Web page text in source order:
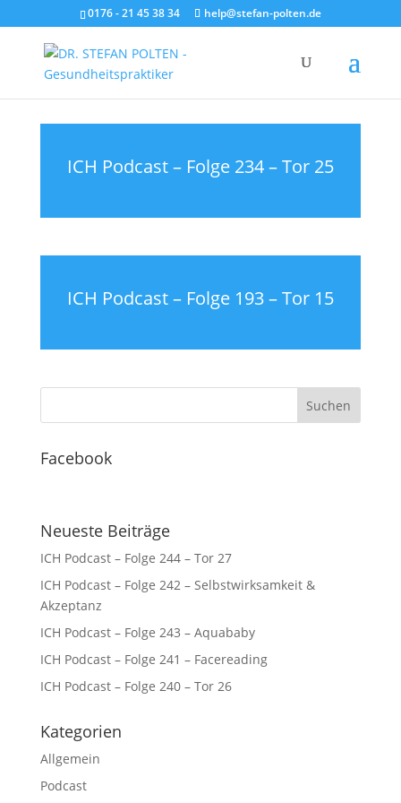
0176 - 21 45 38 34 help@stefan-polten.de
ICH Podcast – Folge 234 – Tor 25
ICH Podcast – Folge 193 – Tor 15
Facebook
Neueste Beiträge
ICH Podcast – Folge 244 – Tor 27
ICH Podcast – Folge 242 – Selbstwirksamkeit &
Akzeptanz
ICH Podcast – Folge 243 – Aquababy
ICH Podcast – Folge 241 – Facereading
ICH Podcast – Folge 240 – Tor 26
Kategorien
Allgemein
Podcast